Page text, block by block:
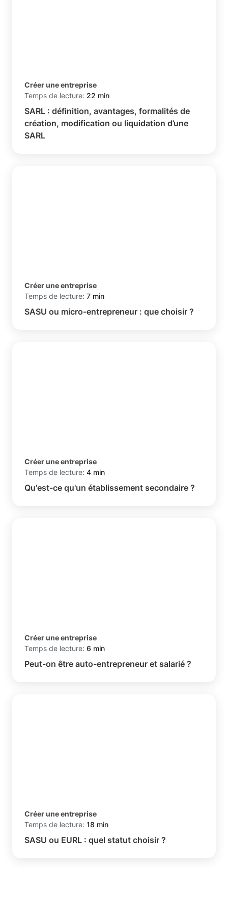
Créer une entreprise
Temps de lecture: 22 min
SARL : définition, avantages, formalités de
création, modification ou liquidation d’une
SARL
Créer une entreprise
Temps de lecture: 7 min
SASU ou micro-entrepreneur : que choisir ?
Créer une entreprise
Temps de lecture: 4 min
Qu'est-ce qu'un établissement secondaire ?
Créer une entreprise
Temps de lecture: 6 min
Peut-on être auto-entrepreneur et salarié ?
Créer une entreprise
Temps de lecture: 18 min
SASU ou EURL : quel statut choisir ?